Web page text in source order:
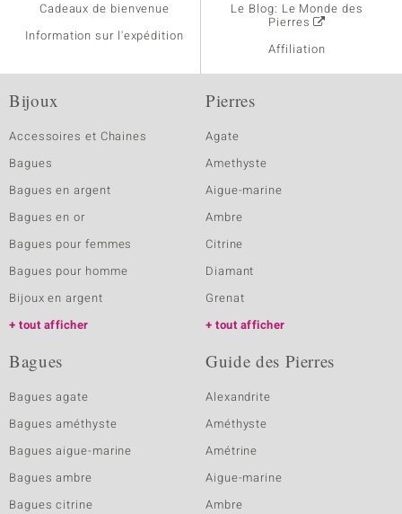
Cadeaux de bienvenue
Information sur l'expédition
Le Blog: Le Monde des
Pierres
Affiliation
Bijoux
Accessoires et Chaines
Bagues
Bagues en argent
Bagues en or
Bagues pour femmes
Bagues pour homme
Bijoux en argent
tout afficher
Pierres
Agate
Amethyste
Aigue-marine
Ambre
Citrine
Diamant
Grenat
tout afficher
Bagues
Bagues agate
Bagues améthyste
Bagues aigue-marine
Bagues ambre
Bagues citrine
Guide des Pierres
Alexandrite
Améthyste
Amétrine
Aigue-marine
Ambre